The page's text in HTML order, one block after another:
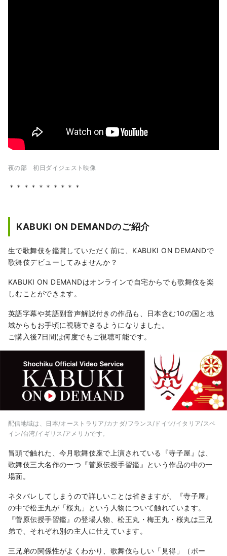
夜の部 初日ダイジェスト映像
＊＊＊＊＊＊＊＊＊＊
KABUKI ON DEMANDのご紹介
生で歌舞伎を鑑賞していただく前に、KABUKI ON DEMANDで
歌舞伎デビューしてみませんか？
KABUKI ON DEMANDはオンラインで自宅からでも歌舞伎を楽
しむことができます。
英語字幕や英語副音声解説付きの作品も、日本含む10の国と地
域からもお手頃に視聴できるようになりました。
ご購入後7日間は何度でもご視聴可能です。
配信地域は、日本/オーストラリア/カナダ/フランス/ドイツ/イタリア/スペ
イン/台湾/イギリス/アメリカです。
冒頭で触れた、今月歌舞伎座で上演されている『寺子屋』は、
歌舞伎三大名作の一つ『菅原伝授手習鑑』という作品の中の一
場面。
ネタバレしてしまうので詳しいことは省きますが、『寺子屋』
の中で松王丸が「桜丸」という人物について触れています。
『菅原伝授手習鑑』の登場人物、松王丸・梅王丸・桜丸は三兄
弟で、それぞれ別の主人に仕えています。
三兄弟の関係性がよくわかり、歌舞伎らしい「見得」（ポー